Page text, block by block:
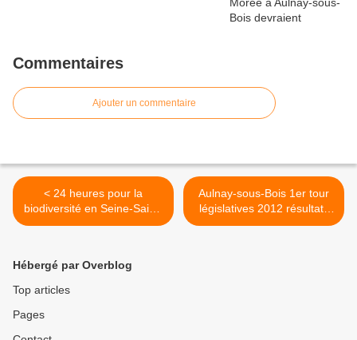
Commentaires
Ajouter un commentaire
< 24 heures pour la
biodiversité en Seine-Saint-
Denis ce week-end
Aulnay-sous-Bois 1er tour
législatives 2012 résultats
provisoires 31 bureaux sur
Hébergé par Overblog
Top articles
Pages